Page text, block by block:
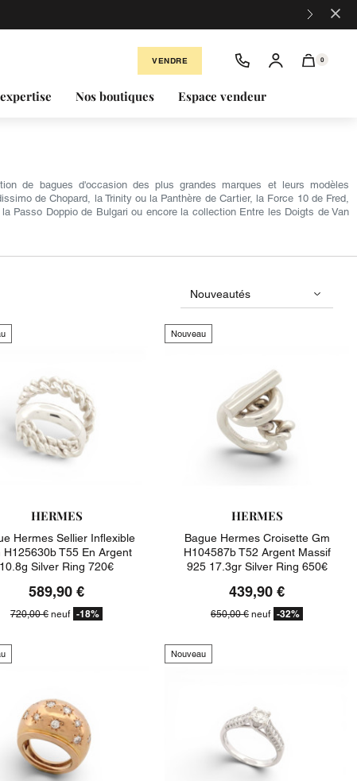
×
VENDRE 0
Nos boutiques Espace vendeur
de bagues d'occasion des plus grandes marques et leurs modèles
de Chopard, la Trinity ou la Panthère de Cartier, la Force 10 de Fred,
Passo Doppio de Bulgari ou encore la collection Entre les Doigts de Van
HERMES
Hermes Sellier Inflexible
H125630b T55 En Argent
10.8g Silver Ring 720€
589,90 €
720,00 € neuf -18%
Nouveau
HERMES
Bague Hermes Croisette Gm
H104587b T52 Argent Massif
925 17.3gr Silver Ring 650€
439,90 €
650,00 € neuf -32%
Nouveau